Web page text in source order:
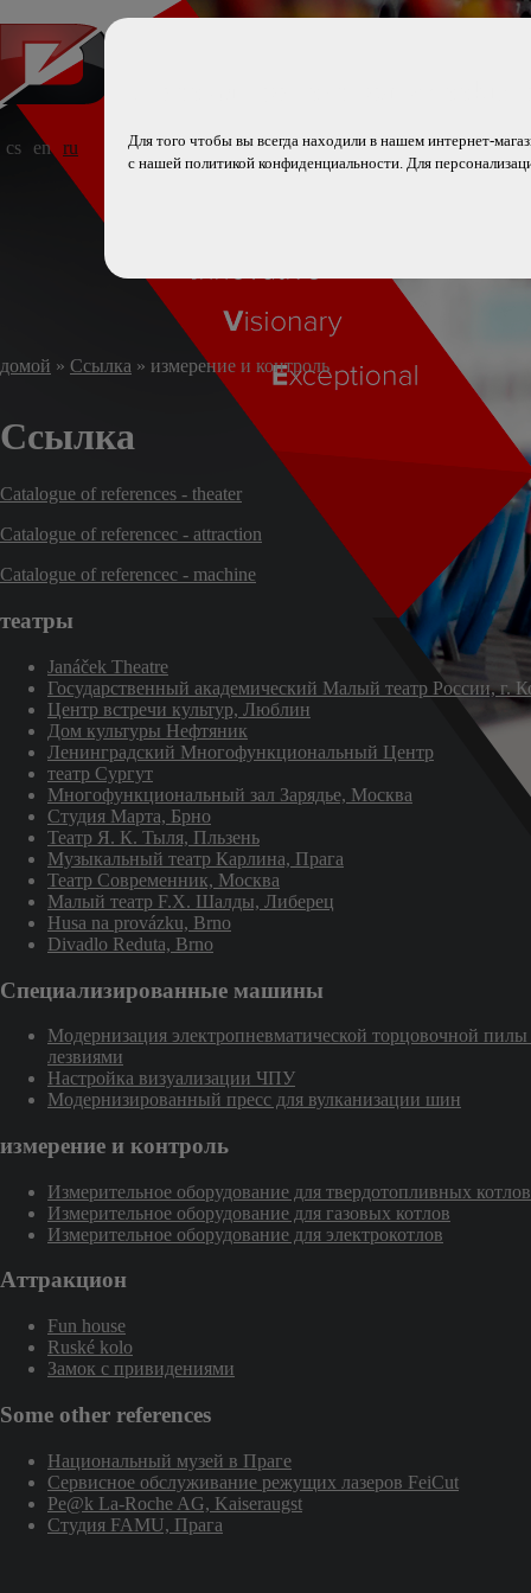
cs en ru
домой » Ссылка » измерение и контроль
Ссылка
Catalogue of references - theater
Catalogue of referencec - attraction
Catalogue of referencec - machine
театры
Janáček Theatre
Государственный академический Малый театр России, г.
Центр встречи культур, Люблин
Дом культуры Нефтяник
Ленинградский Многофункциональный Центр
театр Сургут
Многофункциональный зал Зарядье, Москва
Студия Марта, Брно
Театр Я. К. Тыля, Пльзень
Музыкальный театр Карлина, Прага
Театр Современник, Москва
Малый театр F.X. Шалды, Либерец
Husa na provázku, Brno
Divadlo Reduta, Brno
Специализированные машины
Модернизация электропневматической торцовочной пилы
лезвиями
Настройка визуализации ЧПУ
Модернизированный пресс для вулканизации шин
измерение и контроль
Измерительное оборудование для твердотопливных котлов
Измерительное оборудование для газовых котлов
Измерительное оборудование для электрокотлов
Aттракцион
Fun house
Ruské kolo
Замок с привидениями
Some other references
Национальный музей в Праге
Сервисное обслуживание режущих лазеров FeiCut
Pe@k La-Roche AG, Kaiseraugst
Студия FAMU, Прага
Для того чтобы вы всегда находили в нашем интернет-
с нашей политикой конфиденциальности. Для